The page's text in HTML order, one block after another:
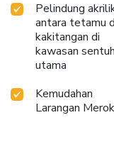
Pelindung
antara tetamu
kakitangan di
kawasan
utama
Kemudahan
Larangan